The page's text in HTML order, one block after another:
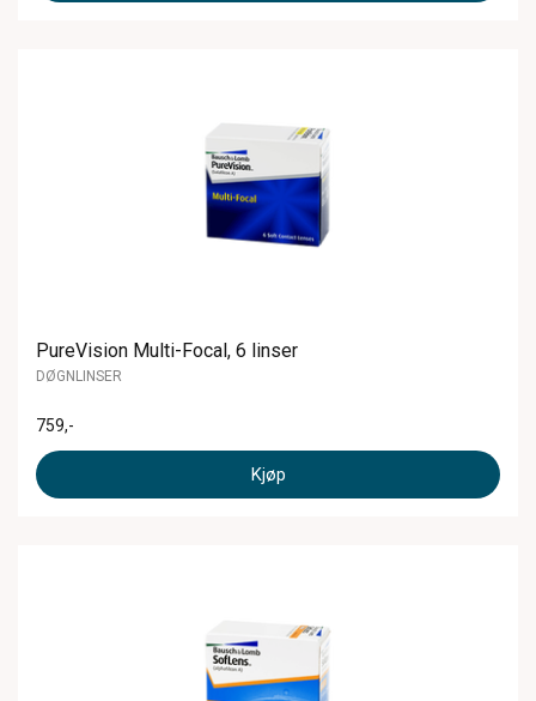
PureVision Multi-Focal, 6 linser
DØGNLINSER
759,-
Kjøp